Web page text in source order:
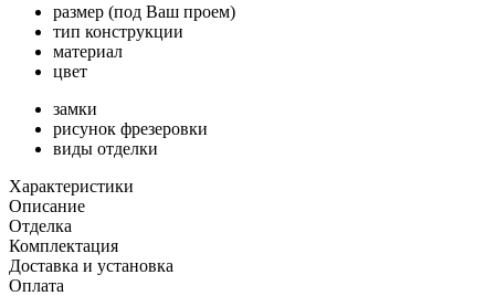
размер (под Ваш проем)
тип конструкции
материал
цвет
замки
рисунок фрезеровки
виды отделки
Характеристики
Описание
Отделка
Комплектация
Доставка и установка
Оплата